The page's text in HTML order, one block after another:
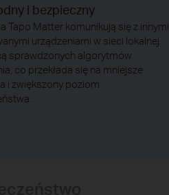
i bezpieczny
Tapo Matter komunikują się z innymi
urządzeniami w sieci lokalnej
sprawdzonych algorytmów
co przekłada się na mniejsze
i zwiększony poziom